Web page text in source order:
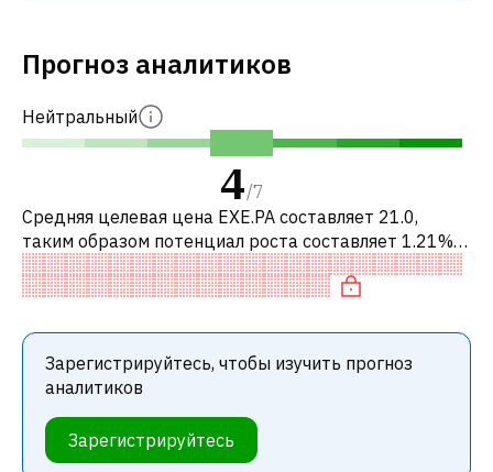
Прогноз аналитиков
Нейтральный
4/7
Средняя целевая цена EXE.PA составляет 21.0,
таким образом потенциал роста составляет 1.21%.
Обычно это означает рекомендацию «ДЕРЖАТЬ»
среди инвестиционных компаний. Эта
Зарегистрируйтесь, чтобы изучить прогноз
аналитиков
Зарегистрируйтесь